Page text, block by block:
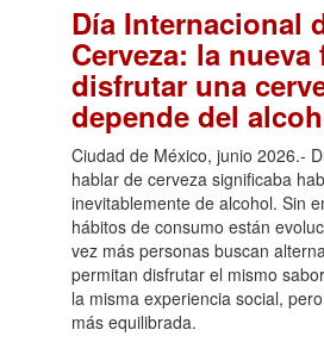
Día Internacional
Cerveza: la nueva
disfrutar una
depende del
Ciudad de México, junio 2026.-
hablar de cerveza significaba
inevitablemente de alcohol. Sin
hábitos de consumo están
vez más personas buscan
permitan disfrutar el mismo
la misma experiencia social,
más equilibrada.